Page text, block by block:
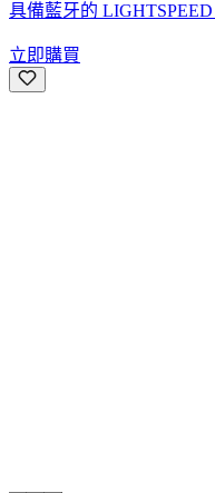
具備藍牙的
立即購買